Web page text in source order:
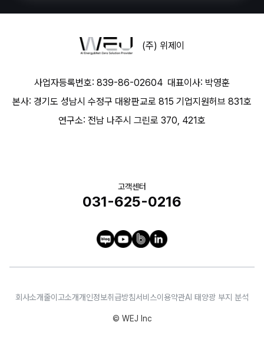
(주) 위제이
사업자등록번호: 839-86-02604 대표이사: 박영훈
본사: 경기도 성남시 수정구 대왕판교로 815 기업지원허브 831호
연구소: 전남 나주시 그린로 370, 421호
고객센터
031-625-0216
회사소개줄이고소개개인정보취급방침서비스이용약관AI 태양광 부지 분석
© WEJ Inc